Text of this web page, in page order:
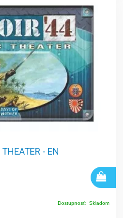
- EN
Dostupnosť: Skladom